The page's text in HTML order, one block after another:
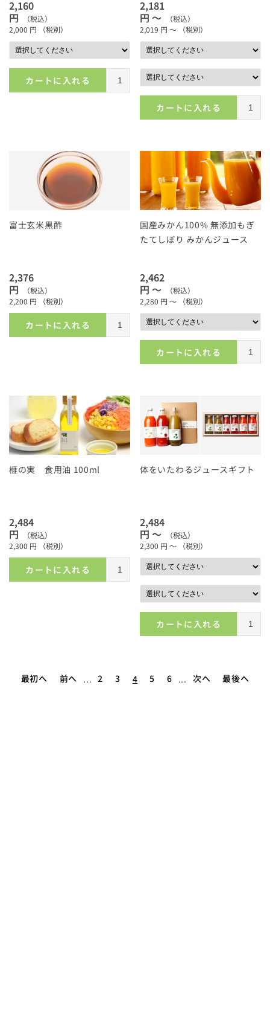
2,160
円
（税込）
2,000 円 （税別）
カートに入れる
2,181
円 ～
（税込）
2,019 円 ～ （税別）
カートに入れる
富士玄米黒酢
2,376
円
（税込）
2,200 円 （税別）
カートに入れる
国産みかん100% 無添加もぎ
たてしぼり みかんジュース
2,462
円 ～
（税込）
2,280 円 ～ （税別）
カートに入れる
榧の実 食用油 100ml
2,484
円
（税込）
2,300 円 （税別）
カートに入れる
体をいたわるジュースギフト
2,484
円 ～
（税込）
2,300 円 ～ （税別）
カートに入れる
最初へ 前へ ... 2 3 4 5 6 ... 次へ 最後へ